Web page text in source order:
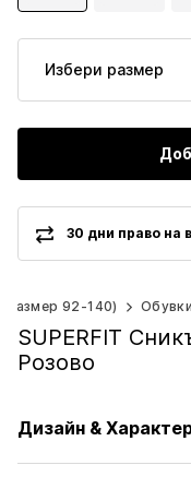
Избери размер
30 дни право на
92-140) Обувки
SUPERFIT
Розово
Дизайн &